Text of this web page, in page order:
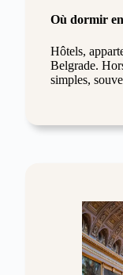
Où dormir
Hôtels,
Belgrade.
simples,